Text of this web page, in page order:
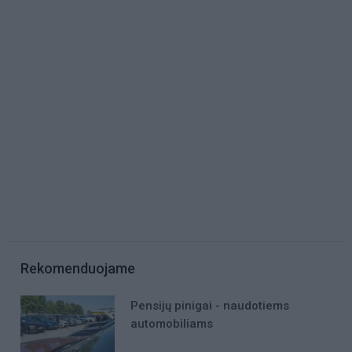
Rekomenduojame
Pensijų pinigai - naudotiems
automobiliams